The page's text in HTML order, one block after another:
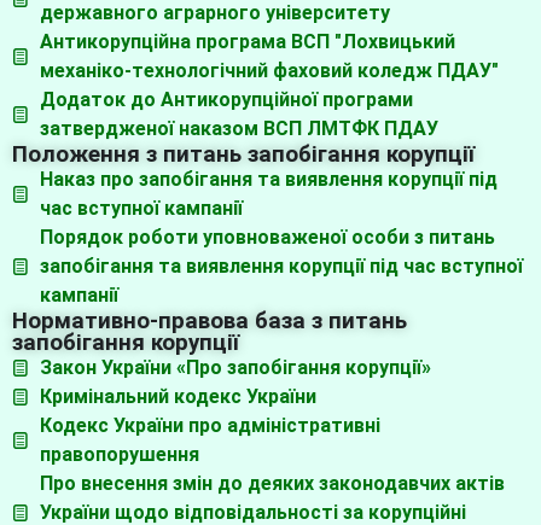
державного аграрного університету
Антикорупційна програма ВСП "Лохвицький
механіко-технологічний фаховий коледж ПДАУ"
Додаток до Антикорупційної програми
затвердженої наказом ВСП ЛМТФК ПДАУ
Положення з питань запобігання корупції
Наказ про запобігання та виявлення корупції під
час вступної кампанії
Порядок роботи уповноваженої особи з питань
запобігання та виявлення корупції під час вступної
кампанії
Нормативно-правова база з питань
запобігання корупції
Закон України «Про запобігання корупції»
Кримінальний кодекс України
Кодекс України про адміністративні
правопорушення
Про внесення змін до деяких законодавчих актів
України щодо відповідальності за корупційні